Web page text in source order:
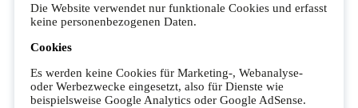
Die Website verwendet nur funktionale Cookies und erfasst
keine personenbezogenen Daten.
Cookies
Es werden keine Cookies für Marketing-, Webanalyse-
oder Werbezwecke eingesetzt, also für Dienste wie
beispielsweise Google Analytics oder Google AdSense.